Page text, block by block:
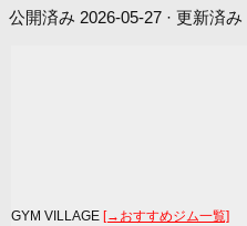
公開済み 2026-05-27 · 更新済み
GYM VILLAGE [→おすすめジム一覧]